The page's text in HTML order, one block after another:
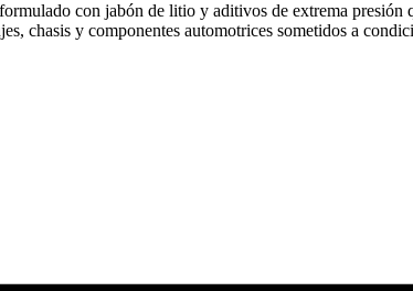
con jabón de litio y aditivos de extrema presión
chasis y componentes automotrices sometidos a